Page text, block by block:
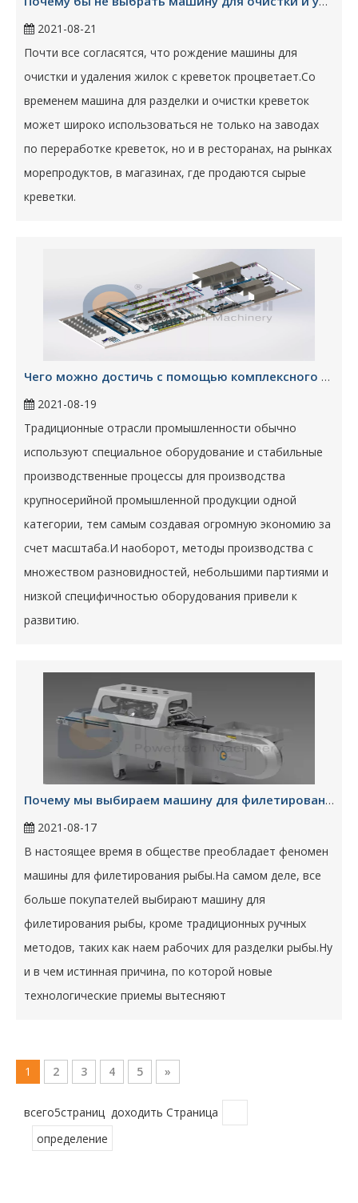
2021-08-21
Почти все согласятся, что рождение машины для
очистки и удаления жилок с креветок процветает.Со
временем машина для разделки и очистки креветок
может широко использоваться не только на заводах
по переработке креветок, но и в ресторанах, на рынках
морепродуктов, в магазинах, где продаются сырые
креветки.
Чего можно достичь с помощью комплексного решения и гибкой производственной линии?
2021-08-19
Традиционные отрасли промышленности обычно
используют специальное оборудование и стабильные
производственные процессы для производства
крупносерийной промышленной продукции одной
категории, тем самым создавая огромную экономию за
счет масштаба.И наоборот, методы производства с
множеством разновидностей, небольшими партиями и
низкой специфичностью оборудования привели к
развитию.
Почему мы выбираем машину для филетирования рыбы, а не традиционные ручные методы?
2021-08-17
В настоящее время в обществе преобладает феномен
машины для филетирования рыбы.На самом деле, все
больше покупателей выбирают машину для
филетирования рыбы, кроме традиционных ручных
методов, таких как наем рабочих для разделки рыбы.Ну
и в чем истинная причина, по которой новые
технологические приемы вытесняют
1 2 3 4 5 »
всего5страниц доходить Страница
определение